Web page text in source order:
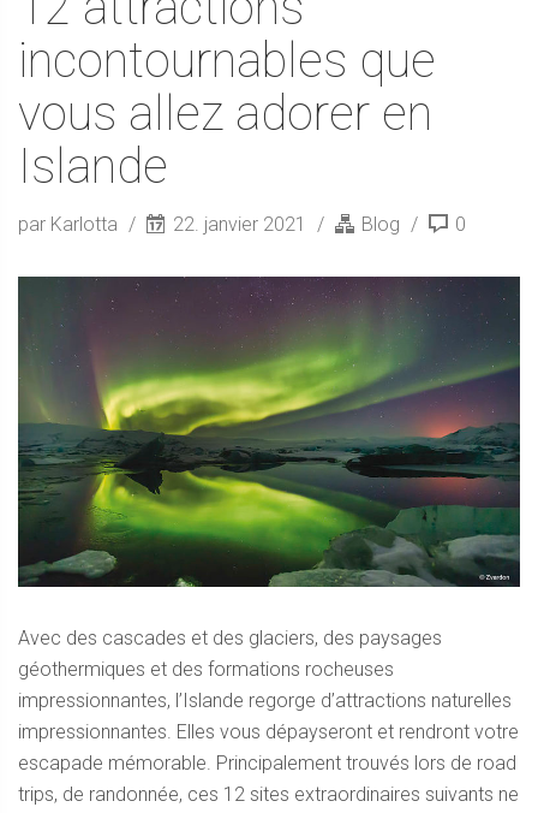
incontournables que
vous allez adorer en
Islande
par Karlotta 22. janvier 2021 Blog 0
Avec des cascades et des glaciers, des paysages
géothermiques et des formations rocheuses
impressionnantes, l’Islande regorge d’attractions naturelles
impressionnantes. Elles vous dépayseront et rendront votre
escapade mémorable. Principalement trouvés lors de road
trips, de randonnée, ces 12 sites extraordinaires suivants ne